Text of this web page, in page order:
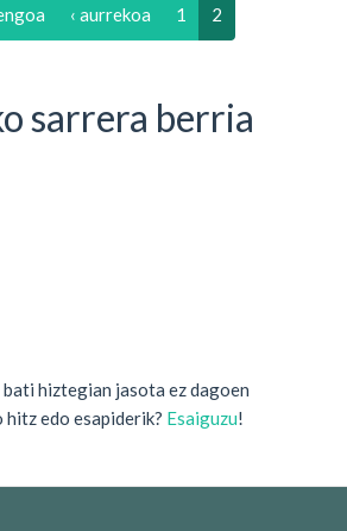
‹ aurrekoa 1 2
sarrera berria
hiztegian jasota ez dagoen
edo esapiderik? Esaiguzu!